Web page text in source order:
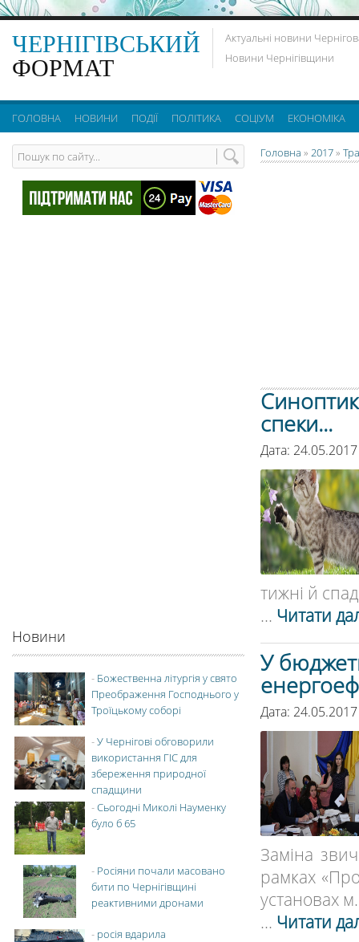
ЧЕРНІГІВСЬКИЙ
ФОРМАТ
Актуальні новини
Новини Чернігівщини
ГОЛОВНА НОВИНИ ПОДІЇ ПОЛІТИКА СОЦІУМ ЕКОНОМІКА
Головна » 2017»
спеки...
Дата:
тижні й
... Читати
У
Дата:
Заміна
рамках
установах
... Читати
Новини
- Божественна літургія у свято
Преображення Господнього у
Троїцькому соборі
-У Чернігові обговорили
використання ГІС для
збереження природної
спадщини
-Сьогодні Миколі Науменку
було б 65
- Росіяни почали масовано
бити по Чернігівщині
реактивними дронами
- росія вдарила